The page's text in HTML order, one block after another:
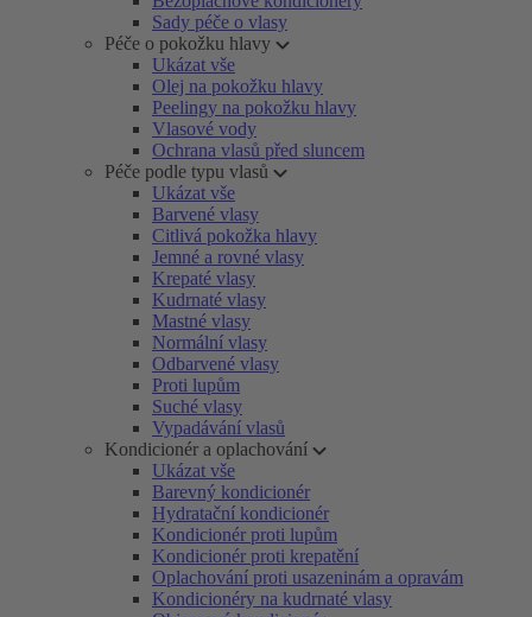
Sady péče o vlasy
Péče o pokožku hlavy
Ukázat vše
Olej na pokožku hlavy
Peelingy na pokožku hlavy
Vlasové vody
Ochrana vlasů před sluncem
Péče podle typu vlasů
Ukázat vše
Barvené vlasy
Citlivá pokožka hlavy
Jemné a rovné vlasy
Krepaté vlasy
Kudrnaté vlasy
Mastné vlasy
Normální vlasy
Odbarvené vlasy
Proti lupům
Suché vlasy
Vypadávání vlasů
Kondicionér a oplachování
Ukázat vše
Barevný kondicionér
Hydratační kondicionér
Kondicionér proti lupům
Kondicionér proti krepatění
Oplachování proti usazeninám a opravám
Kondicionéry na kudrnaté vlasy